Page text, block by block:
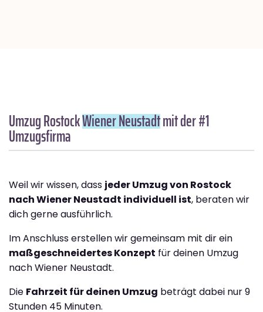
Umzug RostockWiener Neustadtmit der #1
Umzugsfirma
Weil wir wissen, dass jeder Umzug von Rostock
nach Wiener Neustadt individuell ist, beraten wir
dich gerne ausführlich.
Im Anschluss erstellen wir gemeinsam mit dir ein
maßgeschneidertes Konzept für deinen Umzug
nach Wiener Neustadt.
Die Fahrzeit für deinen Umzug beträgt dabei nur 9
Stunden 45 Minuten.